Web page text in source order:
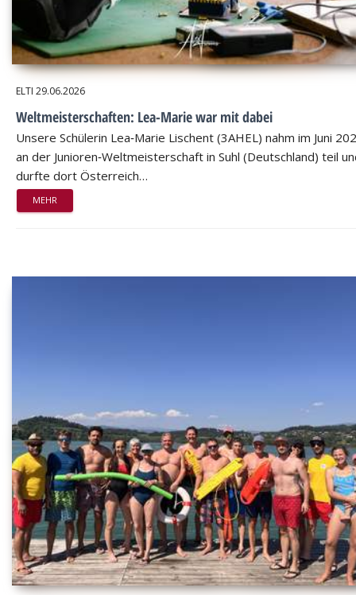
ELTI 29.06.2026
Weltmeisterschaften: Lea-Marie war mit dabei
Unsere Schülerin Lea‑Marie Lischent (3AHEL) nahm im Juni
an der Junioren‑Weltmeisterschaft in Suhl (Deutschland) teil
durfte dort Österreich…
MEHR